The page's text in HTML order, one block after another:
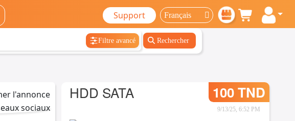
Support
Filtre avancé Rechercher
HDD SATA 100 TND
9/13/25, 6:52 PM